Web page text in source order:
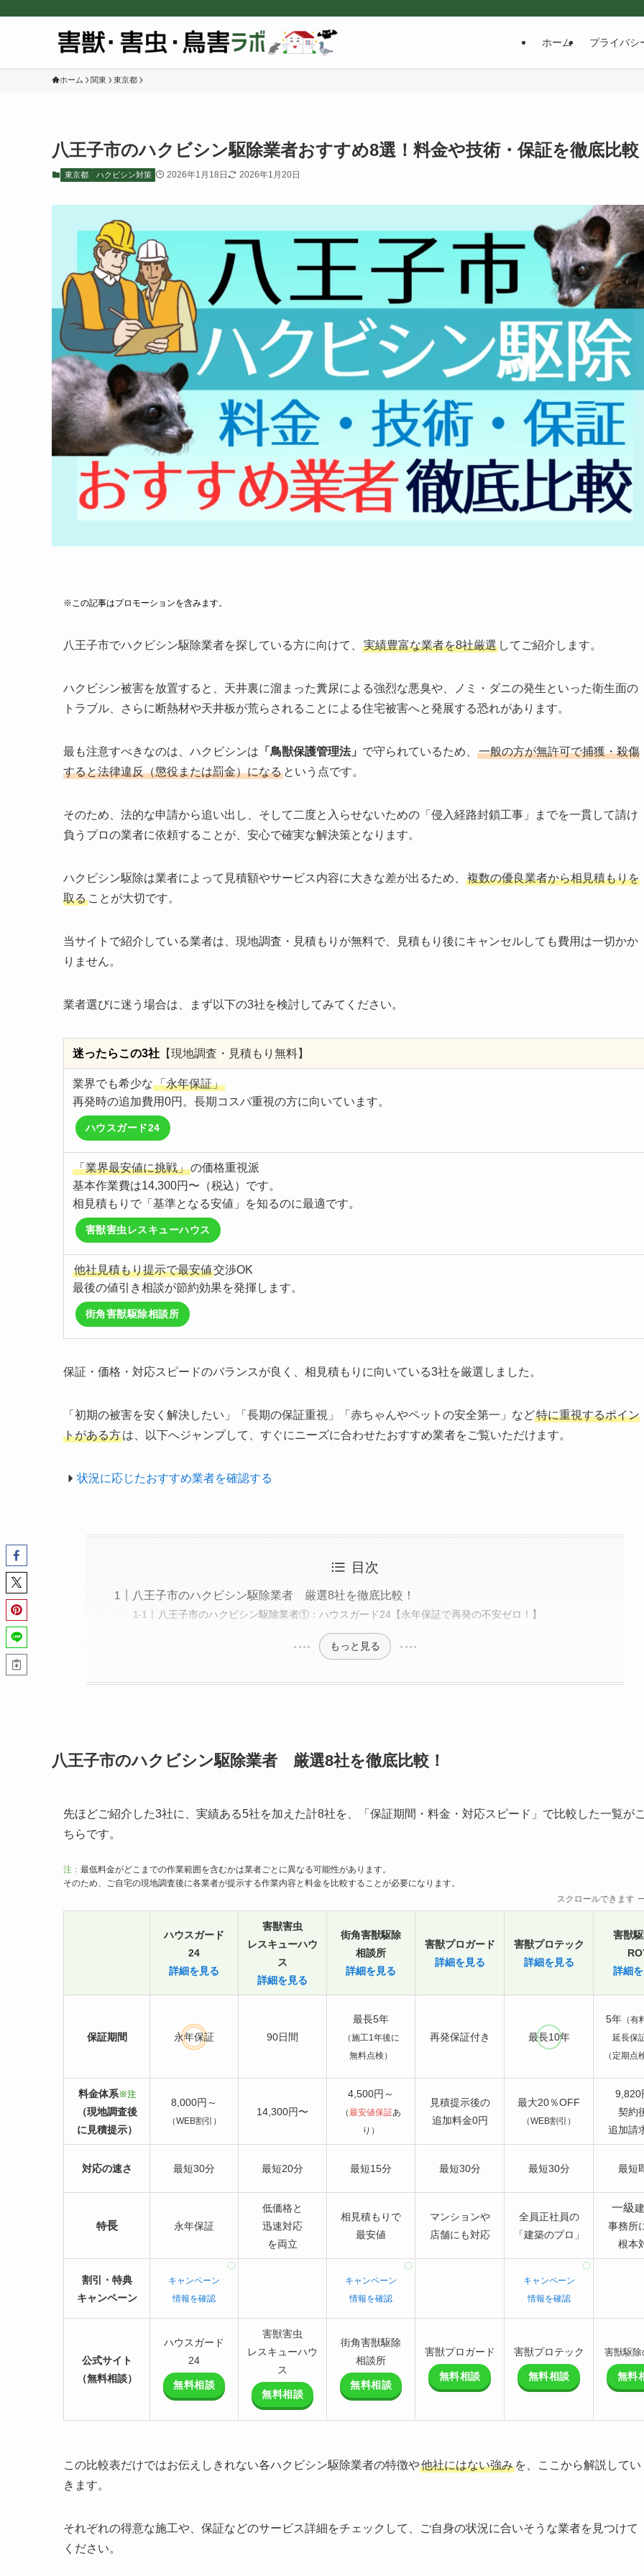
ホーム プライバシ
ホーム 関東 東京都
八王子市のハクビシン駆除業者おすすめ8選！料金や技術・保証を徹底比較
東京都 ハクビシン対策 2026年1月18日 2026年1月20日
※この記事はプロモーションを含みます。
八王子市でハクビシン駆除業者を探している方に向けて、 実績豊富な業者を8社厳選 してご紹介します。
ハクビシン被害を放置すると、天井裏に溜まった糞尿による強烈な悪臭や、ノミ・ダニの発生といった衛生面の
トラブル、さらに断熱材や天井板が荒らされることによる住宅被害へと発展する恐れがあります。
最も注意すべきなのは、ハクビシンは 「鳥獣保護管理法」 で守られているため、
一般の方が無許可で捕獲・殺傷
すると法律違反（懲役または罰金）になる という点です。
そのため、法的な申請から追い出し、そして二度と入らせないための「侵入経路封鎖工事」までを一貫して請け
負うプロの業者に依頼することが、安心で確実な解決策となります。
ハクビシン駆除は業者によって見積額やサービス内容に大きな差が出るため、
複数の優良業者から相見積もりを
取る ことが大切です。
当サイトで紹介している業者は、現地調査・見積もりが無料で、見積もり後にキャンセルしても費用は一切かか
りません。
業者選びに迷う場合は、まず以下の3社を検討してみてください。
迷ったらこの3社 【現地調査・見積もり無料】
業界でも希少な「永年保証」
再発時の追加費用0円。長期コスパ重視の方に向いています。
ハウスガード24
「業界最安値に挑戦」の価格重視派
基本作業費は14,300円〜（税込）です。
相見積もりで「基準となる安値」を知るのに最適です。
害獣害虫レスキューハウス
他社見積もり提示で最安値交渉OK
最後の値引き相談が節約効果を発揮します。
街角害獣駆除相談所
保証・価格・対応スピードのバランスが良く、相見積もりに向いている3社を厳選しました。
「初期の被害を安く解決したい」「長期の保証重視」「赤ちゃんやペットの安全第一」など特に重視するポイン
トがある方は、以下へジャンプして、すぐにニーズに合わせたおすすめ業者をご覧いただけます。
状況に応じたおすすめ業者を確認する
目次
八王子市のハクビシン駆除業者 厳選8社を徹底比較！
八王子市のハクビシン駆除業者①：ハウスガード24【永年保証で再発の不安ゼロ！】
もっと見る
八王子市のハクビシン駆除業者 厳選8社を徹底比較！
先ほどご紹介した3社に、実績ある5社を加えた計8社を、「保証期間・料金・対応スピード」で比較した一覧が
ちらです。
注： 最低料金がどこまでの作業範囲を含むかは業者ごとに異なる可能性があります。
そのため、ご自宅の現地調査後に各業者が提示する作業内容と料金を比較することが必要になります。
スクロールできます
ハウスガード
24
詳細を見る
害獣害虫
レスキューハウ
ス
詳細を見る
街角害獣駆除
相談所
詳細を見る
害獣プロガード
詳細を見る
害獣プロテック
詳細を見る
害獣
詳細
保証期間 永年保証 90日間
最長5年
（施工1年後に
無料点検）
再発保証付き 最長10年
5年 （有
延長保
（定期点
料金体系※注
（現地調査後
に見積提示）
8,000円～
（WEB割引）
14,300円〜
4,500円～
（最安値保証あ
り）
見積提示後の
追加料金0円
最大20％OFF
（WEB割引）
9,820
契約
追加請
対応の速さ 最短30分 最短20分 最短15分 最短30分 最短30分 最短
特長 永年保証
低価格と
迅速対応
を両立
相見積もりで
最安値
マンションや
店舗にも対応
全員正社員の
「建築のプロ」
一級
事務所
根本
割引・特典
キャンペーン
キャンペーン
情報を確認
キャンペーン
情報を確認
キャンペーン
情報を確認
公式サイト
（無料相談）
ハウスガード
24
無料相談
害獣害虫
レスキューハウ
ス
無料相談
街角害獣駆除
相談所
無料相談
害獣プロガード
無料相談
害獣プロテック
無料相談
害獣駆除
無料
この比較表だけではお伝えしきれない各ハクビシン駆除業者の特徴や他社にはない強み を、ここから解説してい
きます。
それぞれの得意な施工や、保証などのサービス詳細をチェックして、ご自身の状況に合いそうな業者を見つけて
ください。